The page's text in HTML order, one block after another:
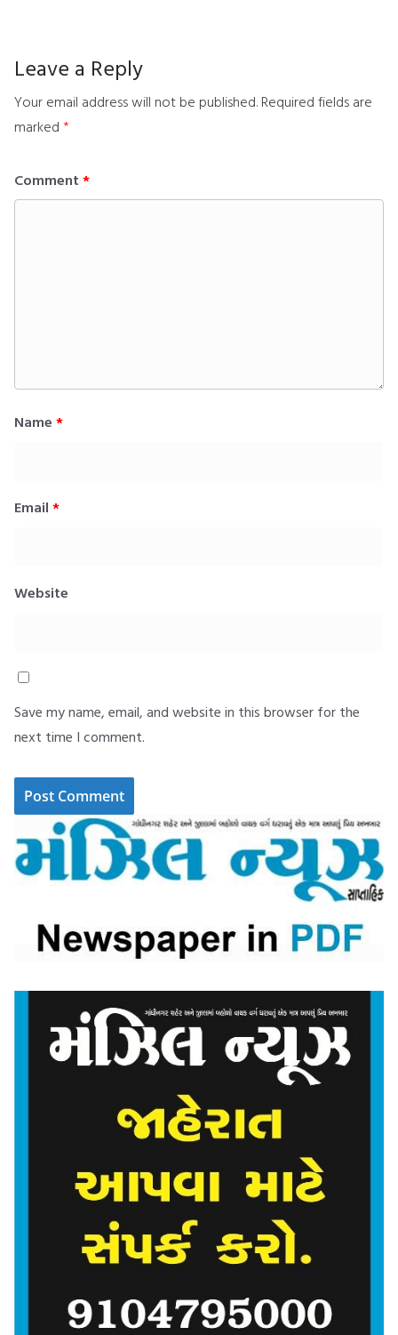
Leave a Reply
Your email address will not be published. Required fields are
marked *
Comment *
Name *
Email *
Website
Save my name, email, and website in this browser for the
next time I comment.